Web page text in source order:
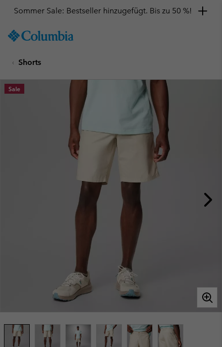
TO
SKIP
MAIN
NAV
Sommer Sale: Bestseller hinzugefügt. Bis zu 50 %!
Shorts
Sale